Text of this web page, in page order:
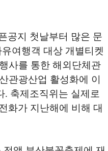
공지 첫날부터 많은 문
유여행객 대상 개별티켓
사를 통한 해외단체관
관광산업 활성화에 이
. 축제조직위는 실제로
화가 지난해에 비해 대